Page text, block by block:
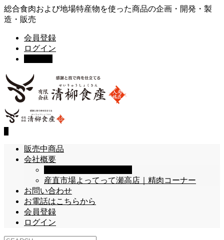
総合食肉および地場特産物を使った商品の企画・開発・製
造・販売
会員登録
ログイン
販売中商品
会社概要
産直市場よってって瀬高店｜精肉コーナー
お問い合わせ
お電話はこちらから
会員登録
ログイン